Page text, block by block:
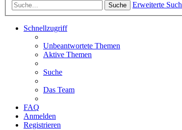
Suche Erweiterte
Schnellzugriff
Unbeantwortete Themen
Aktive Themen
Suche
Das Team
FAQ
Anmelden
Registrieren